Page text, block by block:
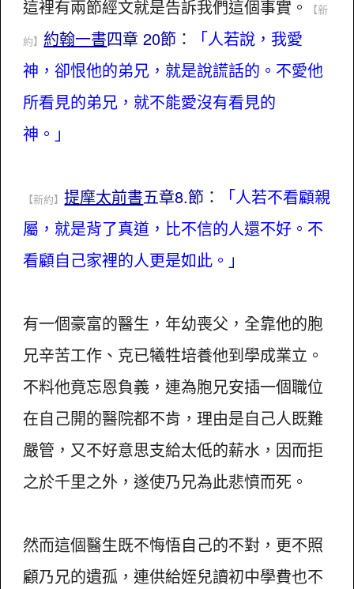
這裡有兩節經文就是告訴我們這個事實。 【新
約】 約翰一書四章 20節 ：
「人若說，我愛
神，卻恨他的弟兄，就是說謊話的。不愛他
所看見的弟兄，就不能愛沒有看見的
神。」
【新約】提摩太前書五章8.節 ：
「人若不看顧親
屬，就是背了真道，比不信的人還不好。不
看顧自己家裡的人更是如此。」
有一個豪富的醫生，年幼喪父，全靠他的胞
兄辛苦工作、克已犧牲培養他到學成業立。
不料他竟忘恩負義，連為胞兄安插一個職位
在自己開的醫院都不肯，理由是自己人既難
嚴管，又不好意思支給太低的薪水，因而拒
之於千里之外，遂使乃兄為此悲憤而死。
然而這個醫生既不悔悟自己的不對，更不照
顧乃兄的遺孤，連供給姪兒讀初中學費也不